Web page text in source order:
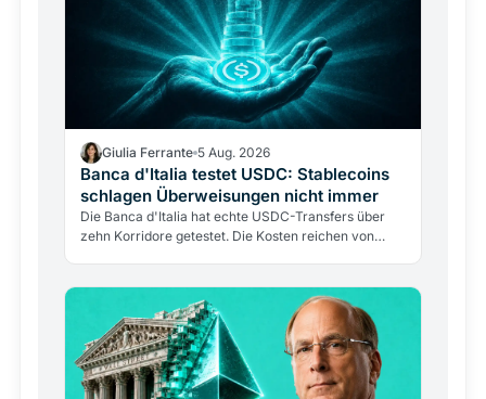
Giulia Ferrante 5 Aug. 2026
Banca d'Italia testet USDC: Stablecoins
schlagen Überweisungen nicht immer
Die Banca d'Italia hat echte USDC-Transfers über
zehn Korridore getestet. Die Kosten reichen von